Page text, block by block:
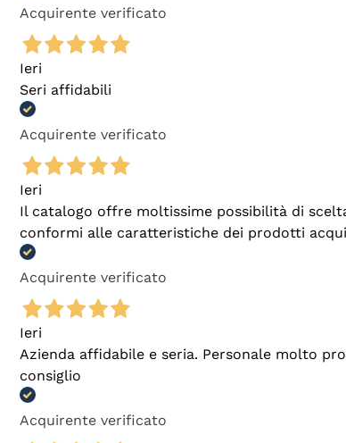
Acquirente verificato
Ieri
Seri affidabili
Acquirente verificato
Ieri
Il catalogo offre moltissime possibilità di
conformi alle caratteristiche dei prodotti
Acquirente verificato
Ieri
Azienda affidabile e seria. Personale molto
consiglio
Acquirente verificato